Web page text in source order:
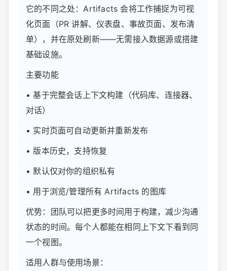
它的不同之处：Artifacts 会将工作捕捉为可视
化页面（PR 讲解、仪表盘、事故页面、发布清
单），并在原处刷新——无需接入数据源或搭建
基础设施。
主要功能
• 基于完整会话上下文构建（代码库、连接器、
对话）
• 实时页面可自动更新并重新发布
• 版本历史，支持恢复
• 默认仅对你的组织私有
• 用于浏览/管理所有 Artifacts 的图库
优势：团队可以把更多时间用于构建，减少沟通
状态的时间。每个人都能在相同上下文下看到同
一个视图。
适用人群与使用场景：